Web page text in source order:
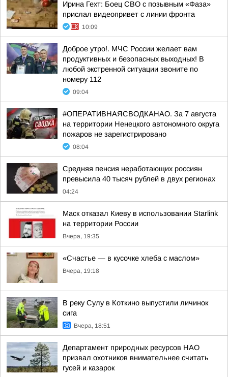
Ирина Гехт: Боец СВО с позывным «Фаза»
прислал видеопривет с линии фронта
10:09
Доброе утро!. МЧС России желает вам
продуктивных и безопасных выходных! В
любой экстренной ситуации звоните по
номеру 112
09:04
#ОПЕРАТИВНАЯСВОДКАНАО. За 7 августа
на территории Ненецкого автономного округа
пожаров не зарегистрировано
08:04
Средняя пенсия неработающих россиян
превысила 40 тысяч рублей в двух регионах
04:24
Маск отказал Киеву в использовании Starlink
на территории России
Вчера, 19:35
«Счастье — в кусочке хлеба с маслом»
Вчера, 19:18
В реку Сулу в Коткино выпустили личинок
сига
Вчера, 18:51
Департамент природных ресурсов НАО
призвал охотников внимательнее считать
гусей и казарок